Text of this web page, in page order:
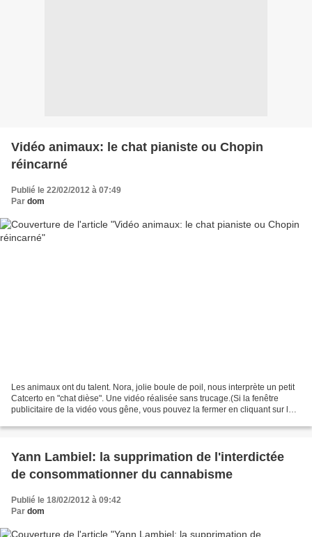
Vidéo animaux: le chat pianiste ou Chopin
réincarné
Publié le 22/02/2012 à 07:49
Par dom
Les animaux ont du talent. Nora, jolie boule de poil, nous interprète un petit
Catcerto en "chat dièse". Une vidéo réalisée sans trucage.(Si la fenêtre
publicitaire de la vidéo vous gêne, vous pouvez la fermer en cliquant sur la
Yann Lambiel: la supprimation de l'interdictée
de consommationner du cannabisme
Publié le 18/02/2012 à 09:42
Par dom